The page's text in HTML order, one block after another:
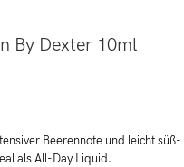
By Dexter 10ml
Beerennote und leicht süß-
als All-Day Liquid.